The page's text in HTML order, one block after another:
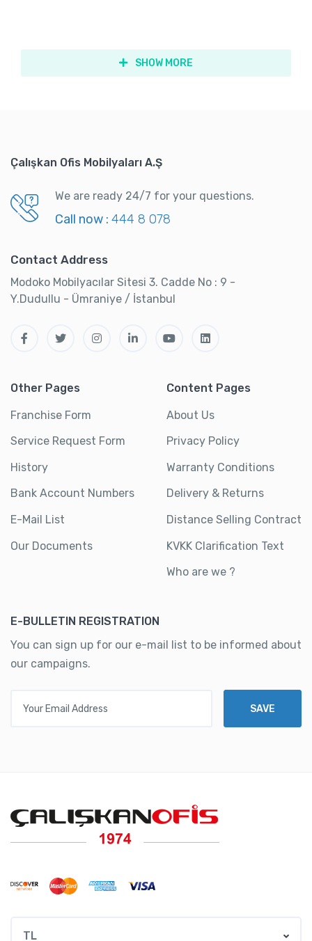
SHOW MORE
Çalışkan Ofis Mobilyaları A.Ş
We are ready 24/7 for your questions.
Call now : 444 8 078
Contact Address
Modoko Mobilyacılar Sitesi 3. Cadde No : 9 -
Y.Dudullu - Ümraniye / İstanbul
Other Pages
Franchise Form
Service Request Form
History
Bank Account Numbers
E-Mail List
Our Documents
Content Pages
About Us
Privacy Policy
Warranty Conditions
Delivery & Returns
Distance Selling Contract
KVKK Clarification Text
Who are we ?
E-BULLETIN REGISTRATION
You can sign up for our e-mail list to be informed about
our campaigns.
SAVE
TL